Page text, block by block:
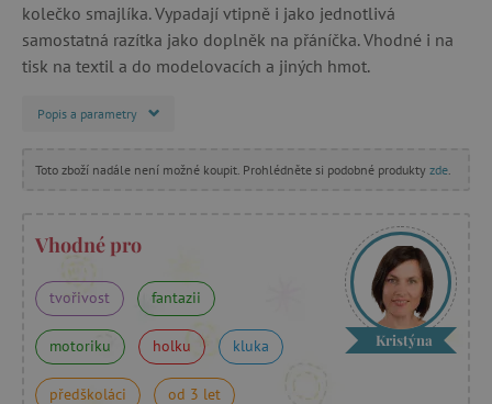
kolečko smajlíka. Vypadají vtipně i jako jednotlivá
samostatná razítka jako doplněk na přáníčka. Vhodné i na
tisk na textil a do modelovacích a jiných hmot.
Popis a parametry
Toto zboží nadále není možné koupit. Prohlédněte si podobné produkty zde
Vhodné pro
tvořivost fantazii
motoriku holku kluka
předškoláci od 3 let
Kristýna